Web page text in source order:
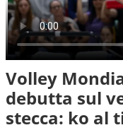
Volley
debutta sul
stecca: ko al